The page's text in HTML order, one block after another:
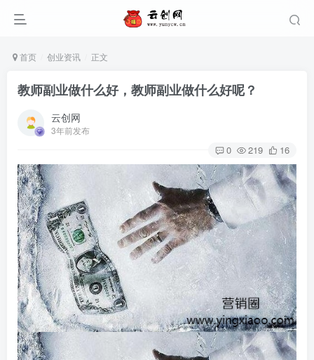
首页 创业资讯 正文
教师副业做什么好，教师副业做什么好呢？
云创网
3年前发布
0 219 16